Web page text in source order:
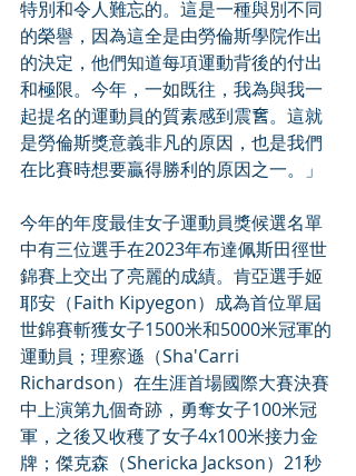
特別和令人難忘的。這是一種與別不同
的榮譽，因為這全是由勞倫斯學院作出
的決定，他們知道每項運動背後的付出
和極限。今年，一如既往，我為與我一
起提名的運動員的質素感到震𡚒。這就
是勞倫斯獎意義非凡的原因，也是我們
在比賽時想要贏得勝利的原因之一。」
今年的年度最佳女子運動員獎候選名單
中有三位選手在2023年布達佩斯田徑世
錦賽上交出了亮麗的成績。肯亞選手姬
耶安（Faith Kipyegon）成為首位單屆
世錦賽斬獲女子1500米和5000米冠軍的
運動員；理察遜（Sha'Carri
Richardson）在生涯首場國際大賽決賽
中上演第九個奇跡，勇奪女子100米冠
軍，之後又收穫了女子4x100米接力金
牌；傑克森（Shericka Jackson）21秒